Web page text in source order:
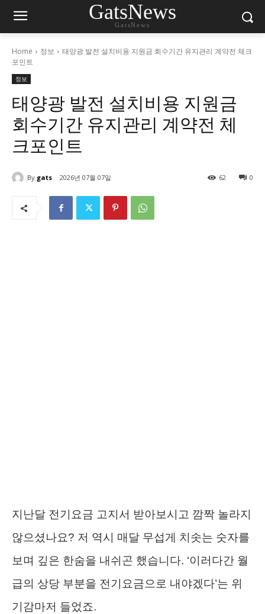
GatsNews
GatsNews
Home 정보
태양광 발전 설치비용 지원금 회수기간 유지관리 계약전 체크
포인트
정보
태양광 발전 설치비용 지원금
회수기간 유지관리 계약전 체
크포인트
By gats 2026년 07월 07일 0
62
지난달 전기요금 고지서 받아보시고 깜짝 놀라지
않으셨나요? 저 역시 매달 무섭게 치솟는 숫자를
보며 깊은 한숨을 내쉬곤 했습니다. ‘이러다간 월
급의 상당 부분을 전기요금으로 내야겠다’는 위
기감마저 들었죠.